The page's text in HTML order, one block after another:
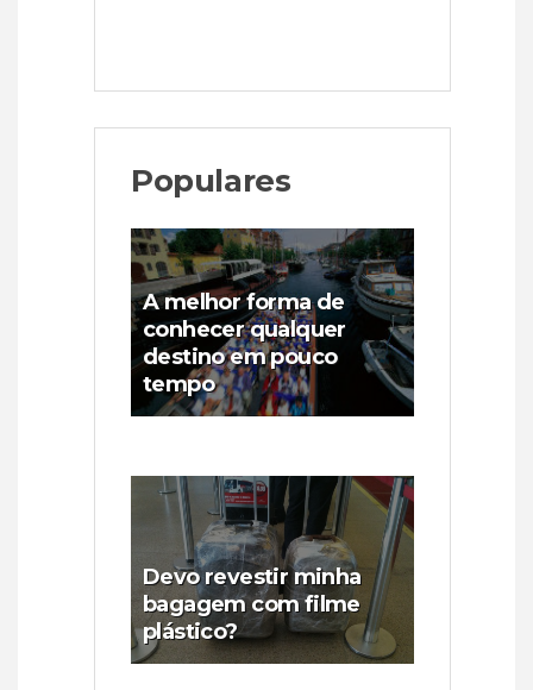
Populares
A melhor forma de
conhecer qualquer
destino em pouco
tempo
Devo revestir minha
bagagem com filme
plástico?